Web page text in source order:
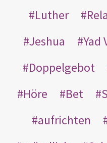
Luther
Jeshua
Yad
Doppelgebot
Höre
Bet
aufrichten